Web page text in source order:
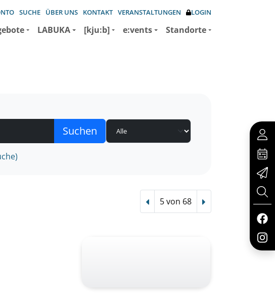
SUCHE ÜBER UNS KONTAKT VERANSTALTUNGEN LOGIN
LABUKA [kju:b] e:vents Standorte
Vorheriger Treffer
5 von 68 Nächster Treffer